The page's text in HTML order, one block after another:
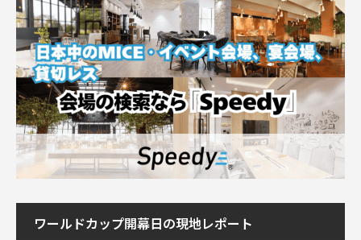
ワールドカップ開幕日の現地レポート